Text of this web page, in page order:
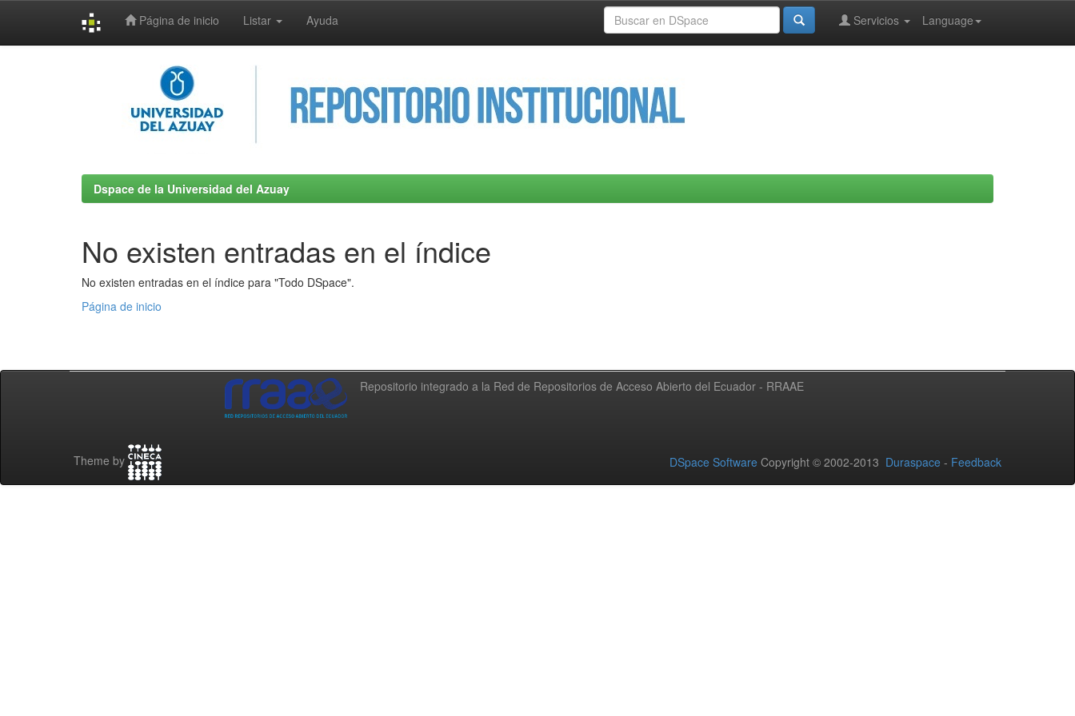
Página de inicio Listar Ayuda Language
Servicios
Dspace de la Universidad del Azuay
No existen entradas en el índice
No existen entradas en el índice para "Todo DSpace".
Página de inicio
Repositorio integrado a la Red de Repositorios de Acceso Abierto del Ecuador - RRAAE
Theme by DSpace Software Copyright © 2002-2013 Duraspace - Feedback